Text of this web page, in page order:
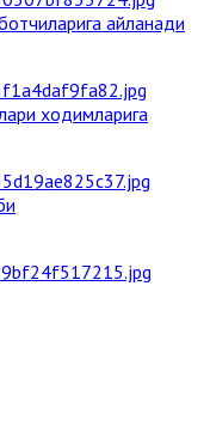
айланади
ходимларига